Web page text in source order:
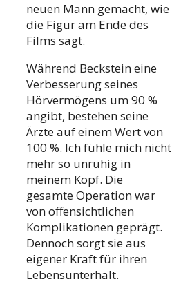
neuen Mann gemacht, wie
die Figur am Ende des
Films sagt.
Während Beckstein eine
Verbesserung seines
Hörvermögens um 90 %
angibt, bestehen seine
Ärzte auf einem Wert von
100 %. Ich fühle mich nicht
mehr so unruhig in
meinem Kopf. Die
gesamte Operation war
von offensichtlichen
Komplikationen geprägt.
Dennoch sorgt sie aus
eigener Kraft für ihren
Lebensunterhalt.